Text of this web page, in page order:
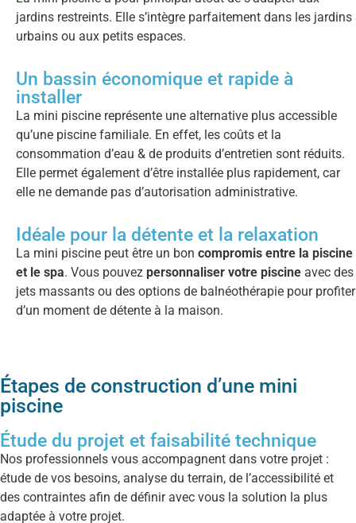
jardins restreints. Elle s’intègre parfaitement dans les jardins
urbains ou aux petits espaces.
Un bassin économique et rapide à
installer
La mini piscine représente une alternative plus accessible
qu’une piscine familiale. En effet, les coûts et la
consommation d’eau & de produits d’entretien sont réduits.
Elle permet également d’être installée plus rapidement, car
elle ne demande pas d’autorisation administrative.
Idéale pour la détente et la relaxation
La mini piscine peut être un bon compromis entre la piscine
et le spa. Vous pouvez personnaliser votre piscine avec des
jets massants ou des options de balnéothérapie pour profiter
d’un moment de détente à la maison.
Étapes de construction d’une mini
piscine
Étude du projet et faisabilité technique
Nos professionnels vous accompagnent dans votre projet :
étude de vos besoins, analyse du terrain, de l’accessibilité et
des contraintes afin de définir avec vous la solution la plus
adaptée à votre projet.